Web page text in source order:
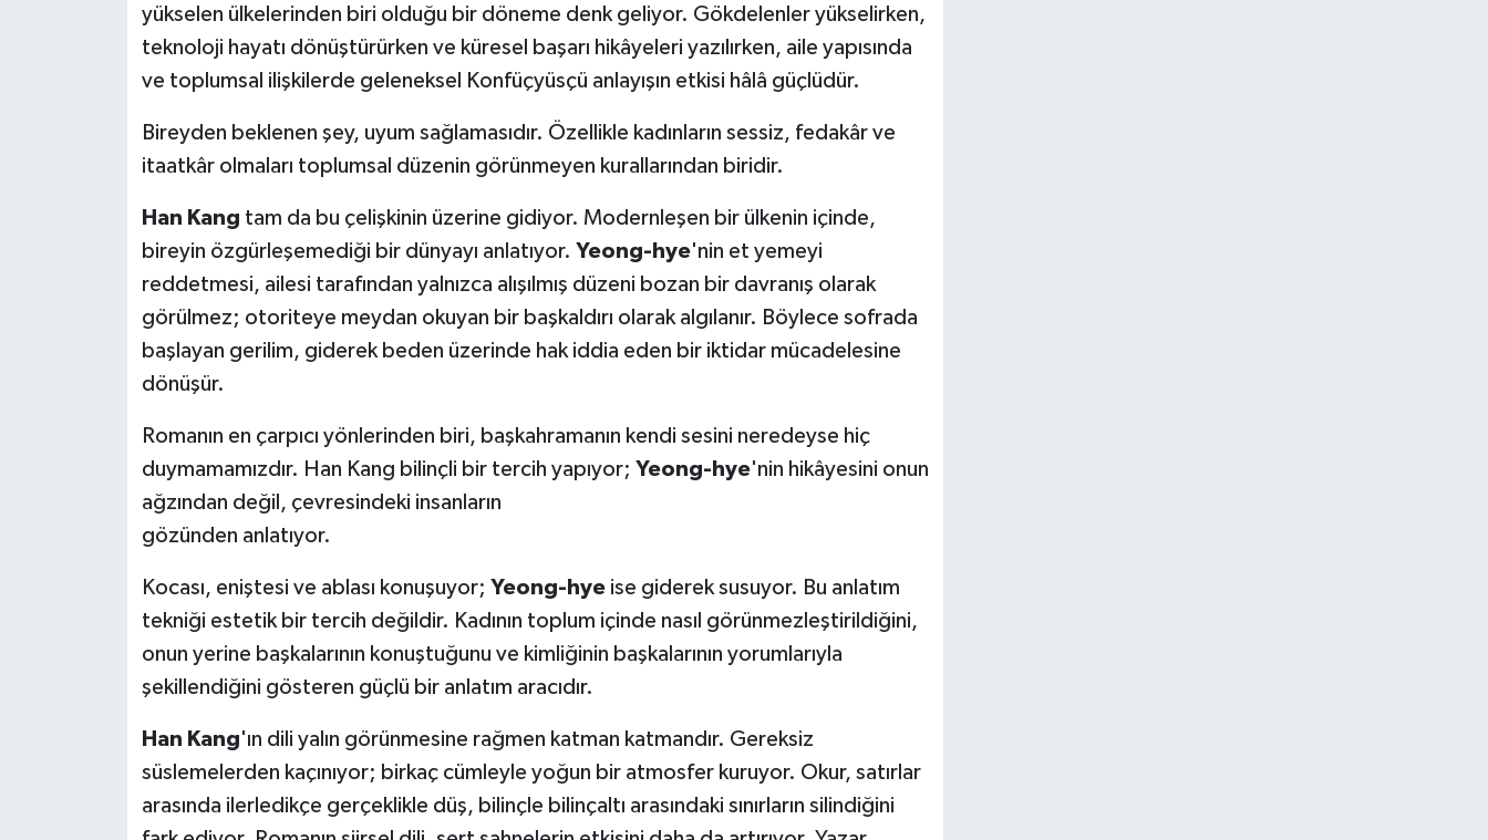
yükselen ülkelerinden biri olduğu bir döneme denk geliyor. Gökdelenler yükselirken,
teknoloji hayatı dönüştürürken ve küresel başarı hikâyeleri yazılırken, aile yapısında
ve toplumsal ilişkilerde geleneksel Konfüçyüsçü anlayışın etkisi hâlâ güçlüdür.
Bireyden beklenen şey, uyum sağlamasıdır. Özellikle kadınların sessiz, fedakâr ve
itaatkâr olmaları toplumsal düzenin görünmeyen kurallarından biridir.
Han Kang tam da bu çelişkinin üzerine gidiyor. Modernleşen bir ülkenin içinde,
bireyin özgürleşemediği bir dünyayı anlatıyor. Yeong-hye'nin et yemeyi
reddetmesi, ailesi tarafından yalnızca alışılmış düzeni bozan bir davranış olarak
görülmez; otoriteye meydan okuyan bir başkaldırı olarak algılanır. Böylece sofrada
başlayan gerilim, giderek beden üzerinde hak iddia eden bir iktidar mücadelesine
dönüşür.
Romanın en çarpıcı yönlerinden biri, başkahramanın kendi sesini neredeyse hiç
duymamamızdır. Han Kang bilinçli bir tercih yapıyor; Yeong-hye'nin hikâyesini onun
ağzından değil, çevresindeki insanların
gözünden anlatıyor.
Kocası, eniştesi ve ablası konuşuyor; Yeong-hyeise giderek susuyor. Bu anlatım
tekniği estetik bir tercih değildir. Kadının toplum içinde nasıl görünmezleştirildiğini,
onun yerine başkalarının konuştuğunu ve kimliğinin başkalarının yorumlarıyla
şekillendiğini gösteren güçlü bir anlatım aracıdır.
Han Kang'ın dili yalın görünmesine rağmen katman katmandır. Gereksiz
süslemelerden kaçınıyor; birkaç cümleyle yoğun bir atmosfer kuruyor. Okur, satırlar
arasında ilerledikçe gerçeklikle düş, bilinçle bilinçaltı arasındaki sınırların silindiğini
KÜLTÜR SANAT
ÖZEL HABER
AFYONKARAHİSAR